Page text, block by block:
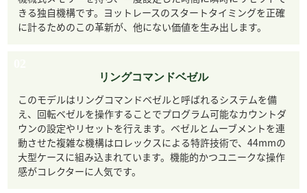
きる独自機構です。ヨットレースのスタートタイミングを正確
に計るためのこの革新が、他にない価値を生み出します。
リングコマンドベゼル
このモデルはリングコマンドベゼルと呼ばれるシステムを備
え、回転ベゼルを操作することでプログラム可能なカウントダ
ウンの設定やリセットを行えます。ベゼルとムーブメントを連
動させた複雑な機構はロレックスによる特許技術で、44mmの
大型ケースに組み込まれています。機能的かつユニークな操作
感がコレクターに人気です。